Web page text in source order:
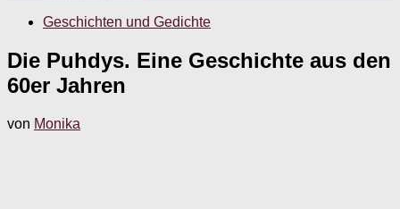
Geschichten und Gedichte
Die Puhdys. Eine Geschichte aus den
60er Jahren
von Monika